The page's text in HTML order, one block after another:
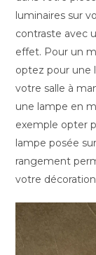
luminaires sur
contraste avec
effet. Pour un
optez pour une
votre salle à
une lampe en
exemple opter
lampe posée
rangement
votre